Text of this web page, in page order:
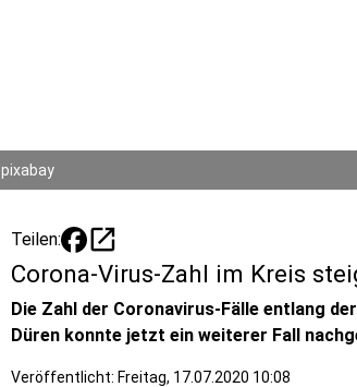
pixabay
Teilen: open_in_new
Corona-Virus-Zahl im Kreis
Die Zahl der Coronavirus-Fälle entlang
Düren konnte jetzt ein weiterer Fall
Veröffentlicht: Freitag, 17.07.2020 10:08